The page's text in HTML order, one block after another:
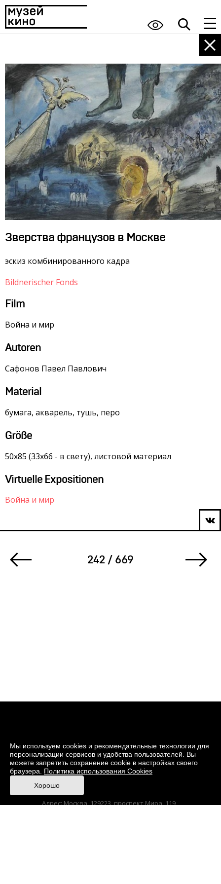
Зверства французов в Москве
эскиз комбинированного кадра
Bildnerischer Fonds
Film
Война и мир
Autoren
Сафонов Павел Павлович
Material
бумага, акварель, тушь, перо
Größe
50х85 (33х66 - в свету), листовой материал
Virtuelle Expositionen
Война и мир
242 / 669
© 2026 Музей кино
При поддержке Министерства культуры РФ
Адрес: Москва, 129223, проспект Мира, 119,
Мы используем cookies и рекомендательные технологии для
персонализации сервисов и удобства пользователей. Вы
можете запретить сохранение cookie в настройках своего
браузера. Политика использования Cookies
Хорошо